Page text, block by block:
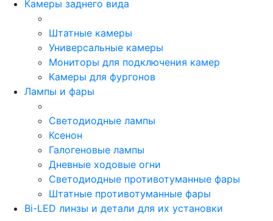
Камеры заднего вида
Штатные камеры
Универсальные камеры
Мониторы для подключения камер
Камеры для фургонов
Лампы и фары
Светодиодные лампы
Ксенон
Галогеновые лампы
Дневные ходовые огни
Светодиодные противотуманные фары
Штатные противотуманные фары
Bi-LED линзы и детали для их установки